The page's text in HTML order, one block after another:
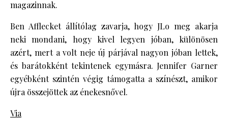
magazinnak.
Ben Afflecket állítólag zavarja, hogy JLo meg akarja
neki mondani, hogy kivel legyen jóban, különösen
azért, mert a volt neje új párjával nagyon jóban lettek,
és barátokként tekintenek egymásra. Jennifer Garner
egyébként szintén végig támogatta a színészt, amikor
újra összejöttek az énekesnővel.
Via